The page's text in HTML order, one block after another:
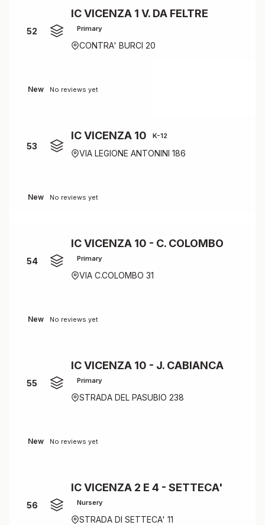
52
IC VICENZA 1 V. DA FELTRE
Primary
CONTRA' BURCI 20
New No reviews yet
53
IC VICENZA 10 K-12
VIA LEGIONE ANTONINI 186
New No reviews yet
54
IC VICENZA 10 - C. COLOMBO
Primary
VIA C.COLOMBO 31
New No reviews yet
55
IC VICENZA 10 - J. CABIANCA
Primary
STRADA DEL PASUBIO 238
New No reviews yet
56
IC VICENZA 2 E 4 - SETTECA'
Nursery
STRADA DI SETTECA' 11